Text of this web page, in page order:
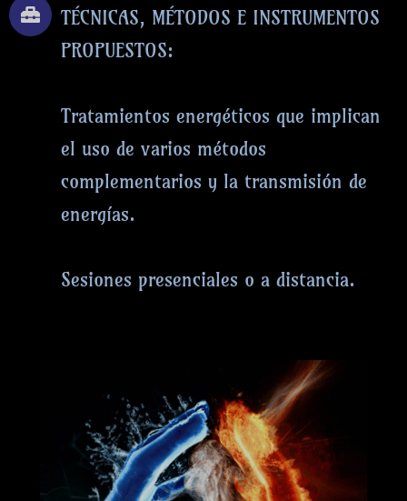
TÉCNICAS, MÉTODOS E INSTRUMENTOS
PROPUESTOS:
Tratamientos energéticos que implican
el uso de varios métodos
complementarios y la transmisión de
energías.
Sesiones presenciales o a distancia.